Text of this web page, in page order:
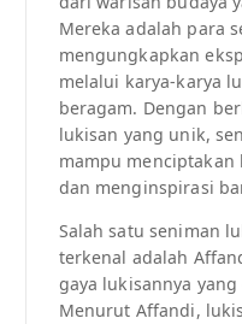
Mereka adalah para
mengungkapkan
melalui karya-karya
beragam. Dengan
lukisan yang unik,
mampu menciptakan
dan menginspirasi
Salah satu seniman
terkenal adalah
gaya lukisannya
Menurut Affandi,